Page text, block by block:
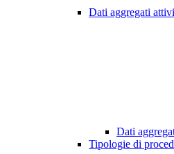
Dati aggregati
Dati
Tipologie di